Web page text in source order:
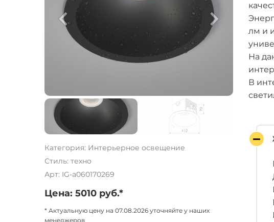
Категория: Интерьерное освещение
Стиль: техно
Арт: IG-a060170269
Цена: 5010 руб.*
* Актуальную цену на 07.08.2026 уточняйте у наших
менеджеров
лм и
На
В